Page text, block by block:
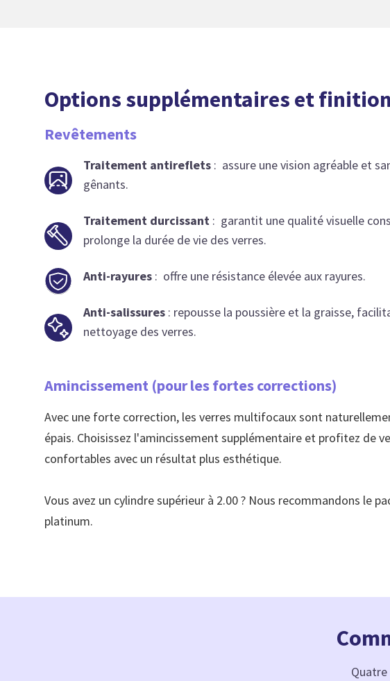
Options supplémentaires et
Revêtements
Traitement antireflets : assure une vision agréable et
gênants.
Traitement durcissant : garantit une qualité visuelle
prolonge la durée de vie des verres.
Anti-rayures : offre une résistance élevée aux rayures.
Anti-salissures : repousse la poussière et la graisse,
nettoyage des verres.
Amincissement (pour les fortes corrections)
Avec une forte correction, les verres multifocaux sont
épais. Choisissez l'amincissement supplémentaire et profitez de
confortables avec un résultat plus esthétique.
Vous avez un cylindre supérieur à 2.00 ? Nous recommandons le
platinum.